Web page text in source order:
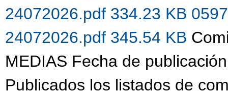
24072026.pdf 334.23 KB
24072026.pdf 345.54 KB
MEDIAS Fecha de
Publicados los listados de